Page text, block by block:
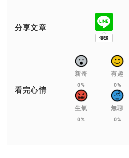
分享文章
看完心情
新奇
0%
有趣
0%
生氣
0%
無聊
0%